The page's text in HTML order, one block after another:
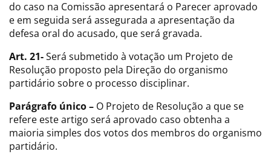
do caso na Comissão apresentará o Parecer aprovado
e em seguida será assegurada a apresentação da
defesa oral do acusado, que será gravada.
Art. 21-Será submetido à votação um Projeto de
Resolução proposto pela Direção do organismo
partidário sobre o processo disciplinar.
Parágrafo único – O Projeto de Resolução a que se
refere este artigo será aprovado caso obtenha a
maioria simples dos votos dos membros do organismo
partidário.